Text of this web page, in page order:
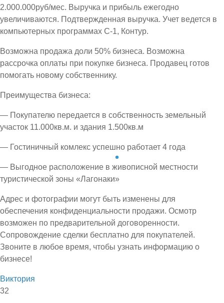
2.000.000руб/мес. Выручка и прибыль ежегодно
увеличиваются. Подтвержденная выручка. Учет ведется в
компьютерных программах С-1, Контур.
Возможна продажа доли 50% бизнеса. Возможна
рассрочка оплаты при покупке бизнеса. Продавец готов
помогать новому собственнику.
Преимущества бизнеса:
— Покупателю передается в собственность земельный
участок 11.000кв.м. и здания 1.500кв.м
— Гостиничный комлекс успешно работает 4 года
— Выгодное расположение в живописной местности
туристической зоны «Лагонаки»
Адрес и фотографии могут быть изменены для
обеспечения конфиденциальности продажи. Осмотр
возможен по предварительной договоренности.
Сопровождение сделки бесплатно для покупателей.
Звоните в любое время, чтобы узнать информацию о
бизнесе!
Виктория
32